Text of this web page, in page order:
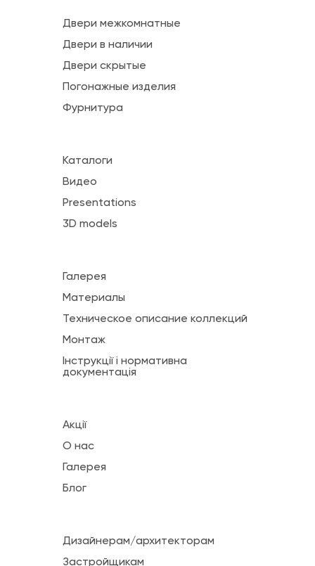
Двери межкомнатные
Двери в наличии
Двери скрытые
Погонажные изделия
Фурнитура
Каталоги
Видео
Presentations
3D models
Галерея
Материалы
Техническое описание коллекций
Монтаж
Інструкції і нормативна
документація
Акції
О нас
Галерея
Блог
Дизайнерам/архитекторам
Застройщикам